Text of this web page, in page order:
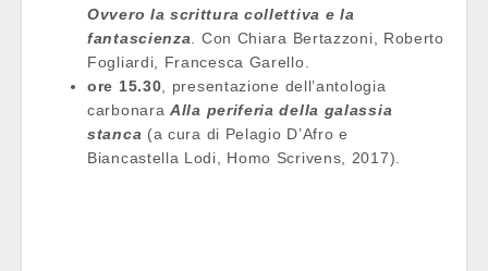
Ovvero la scrittura collettiva e la
fantascienza . Con Chiara Bertazzoni, Roberto
Fogliardi, Francesca Garello.
ore 15.30 , presentazione dell’antologia
carbonara Alla periferia della galassia
stanca (a cura di Pelagio D’Afro e
Biancastella Lodi, Homo Scrivens, 2017).